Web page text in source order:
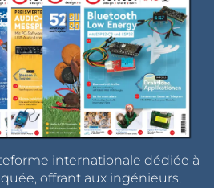
internationale dédiée à
offrant aux ingénieurs,